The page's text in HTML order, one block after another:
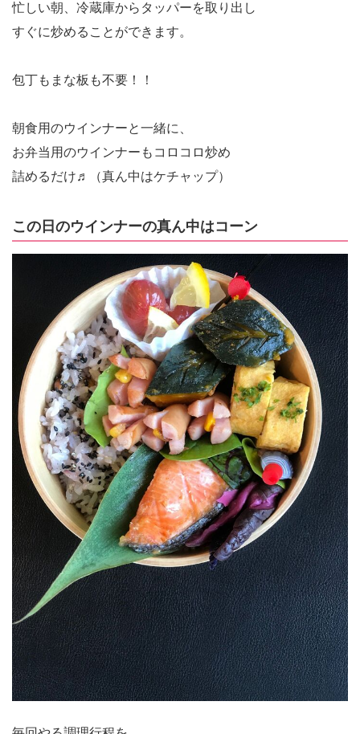
忙しい朝、冷蔵庫からタッパーを取り出し
すぐに炒めることができます。
包丁もまな板も不要！！
朝食用のウインナーと一緒に、
お弁当用のウインナーもコロコロ炒め
詰めるだけ♬（真ん中はケチャップ）
この日のウインナーの真ん中はコーン